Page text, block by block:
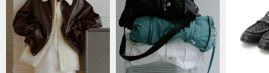
グラミチ
Henon.
へノン